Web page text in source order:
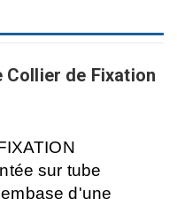
Collier de Fixation
IXATION
sur tube
d'une